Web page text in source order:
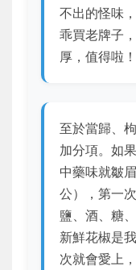
不出的怪味
乖買老牌子
厚，值得啦！
至於當歸、
加分項。如
中藥味就皺
公），第一
鹽、酒、糖
新鮮花椒是
次就會愛上